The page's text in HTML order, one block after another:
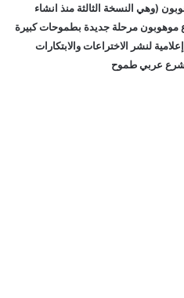
(وهي النسخة الثالثة منذ انشاء
يدخل مشروع موهوبون مرحلة جديدة بطموحات كبيرة
لنشر الاختراعات والابتكارات
عربي طموح